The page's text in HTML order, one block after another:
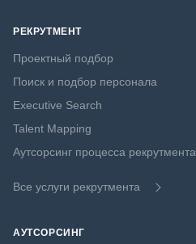
РЕКРУТМЕНТ
Проектный подбор
Поиск и подбор персонала
Executive Search
Talent Mapping
Аутсорсинг процесса рекрутмента
Все услуги рекрутмента
АУТСОРСИНГ